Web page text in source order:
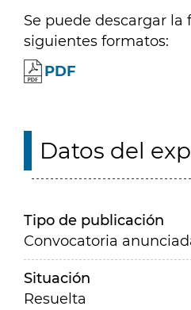
Se puede descargar la
siguientes formatos:
PDF
Datos del
Tipo de publicación
Convocatoria
Situación
Resuelta